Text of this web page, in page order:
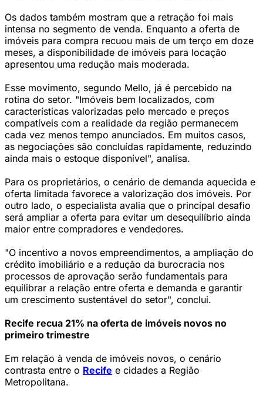
Os dados também mostram que a retração foi mais
intensa no segmento de venda. Enquanto a oferta de
imóveis para compra recuou mais de um terço em doze
meses, a disponibilidade de imóveis para locação
apresentou uma redução mais moderada.
Esse movimento, segundo Mello, já é percebido na
rotina do setor. "Imóveis bem localizados, com
características valorizadas pelo mercado e preços
compatíveis com a realidade da região permanecem
cada vez menos tempo anunciados. Em muitos casos,
as negociações são concluídas rapidamente, reduzindo
ainda mais o estoque disponível", analisa.
Para os proprietários, o cenário de demanda aquecida e
oferta limitada favorece a valorização dos imóveis. Por
outro lado, o especialista avalia que o principal desafio
será ampliar a oferta para evitar um desequilíbrio ainda
maior entre compradores e vendedores.
"O incentivo a novos empreendimentos, a ampliação do
crédito imobiliário e a redução da burocracia nos
processos de aprovação serão fundamentais para
equilibrar a relação entre oferta e demanda e garantir
um crescimento sustentável do setor", conclui.
Recife recua 21% na oferta de imóveis novos no
primeiro trimestre
Em relação à venda de imóveis novos, o cenário
contrasta entre o Recife e cidades a Região
Metropolitana.